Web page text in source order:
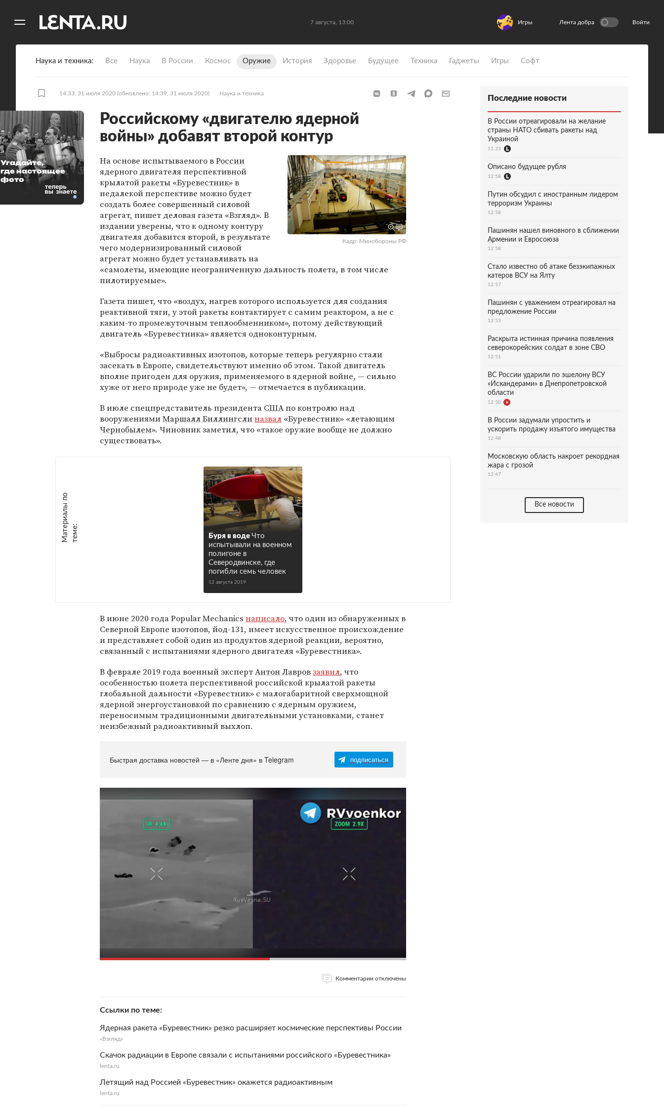
7 августа, 13:00 Игры Лента добра Войти
Наука и техника Все Наука В России Космос Оружие История Здоровье Будущее Техника Гаджеты Игры Софт
14:33, 31 июля 2020 (обновлено: 14:39, 31 июля 2020) Наука и техника
Российскому «двигателю ядерной
войны» добавят второй контур
Кадр: Минобороны РФ
На основе испытываемого вРоссии
ядерного двигателя перспективной
крылатойракеты «Буревестник»в
недалекой перспективе можно будет
создать более совершенный силовой
агрегат, пишет деловая газета «Взгляд». В
издании уверены, что к одному контуру
двигателя добавится второй, в результате
чего модернизированный силовой
агрегат можно будет устанавливать на
«самолеты, имеющие неограниченную дальность полета, в том числе
пилотируемые».
Газета пишет, что «воздух, нагрев которого используется для создания
реактивной тяги, у этой ракеты контактирует с самим реактором, а не с
каким-то промежуточным теплообменником», потому действующий
двигатель «Буревестника» является одноконтурным.
«Выбросы радиоактивных изотопов, которые теперь регулярно стали
засекать в Европе, свидетельствуют именно об этом. Такой двигатель
вполне пригоден для оружия, применяемого в ядерной войне, — сильно
хуже от него природе уже не будет», — отмечается в публикации.
В июле спецпредставитель президента СШАпо контролю над
вооружениямиМаршалл Биллингслиназвал «Буревестник» «летающим
Чернобылем». Чиновник заметил, что «такое оружие вообще не должно
существовать».
М
а
т е
р
и
а
л
ы
п
о
т
е
м
е : Буря в воде Что
испытывали на военном
полигоне в
Северодвинске, где
погибли семь человек
12 августа 2019
В июне 2020 года Popular Mechanics написало, что один из обнаруженных в
Северной Европе изотопов, йод-131, имеет искусственное происхождение
и представляет собой один из продуктов ядерной реакции, вероятно,
связанный с испытаниями ядерного двигателя «Буревестника».
В феврале 2019 года военный экспертАнтон Лавровзаявил, что
особенностью полета перспективной российской крылатой ракеты
глобальной дальности «Буревестник» с малогабаритной сверхмощной
ядерной энергоустановкой по сравнению с ядерным оружием,
переносимым традиционными двигательными установками, станет
неизбежный радиоактивный выхлоп.
Быстрая доставка новостей — в «Ленте дня» в Telegram подписаться
Комментарии отключены
Ссылки по теме
Ядерная ракета «Буревестник» резко расширяет космические перспективы России
«Взгляд»
Скачок радиации в Европе связали с испытаниями российского «Буревестника»
lenta.ru
Летящий над Россией «Буревестник» окажется радиоактивным
lenta.ru
Угадайте,
где настоящее
фото
Последние новости
В России отреагировали на желание
страны НАТО сбивать ракеты над
Украиной
11:33
Описано будущее рубля
12:58
Путин обсудил с иностранным лидером
терроризм Украины
12:58
Пашинян нашел виновного в сближении
Армении и Евросоюза
12:58
Стало известно об атаке безэкипажных
катеров ВСУ на Ялту
12:57
Пашинян с уважением отреагировал на
предложение России
12:53
Раскрыта истинная причина появления
северокорейских солдат в зоне СВО
12:51
ВС России ударили по эшелону ВСУ
«Искандерами» в Днепропетровской
области
12:50
В России задумали упростить и
ускорить продажу изъятого имущества
12:48
Московскую область накроет рекордная
жара с грозой
12:47
Все новости